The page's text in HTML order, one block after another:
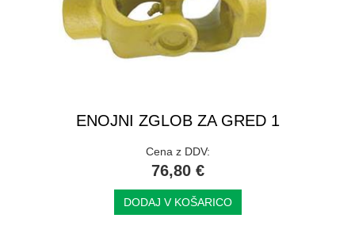
ENOJNI ZGLOB ZA GRED 1
Cena z DDV:
76,80 €
DODAJ V KOŠARICO